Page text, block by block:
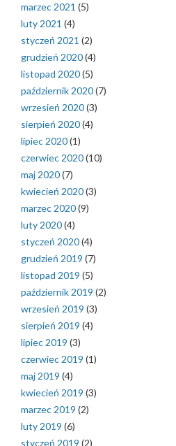
marzec 2021 (5)
luty 2021 (4)
styczeń 2021 (2)
grudzień 2020(4)
listopad 2020(5)
październik 2020(7)
wrzesień 2020(3)
sierpień 2020(4)
lipiec 2020(1)
czerwiec 2020(10)
maj 2020(7)
kwiecień 2020(3)
marzec 2020(9)
luty 2020(4)
styczeń 2020(4)
grudzień 2019 (7)
listopad 2019 (5)
październik 2019 (2)
wrzesień 2019 (3)
sierpień 2019 (4)
lipiec 2019 (3)
czerwiec 2019 (1)
maj 2019 (4)
kwiecień 2019 (3)
marzec 2019 (2)
luty 2019 (6)
styczeń 2019 (2)